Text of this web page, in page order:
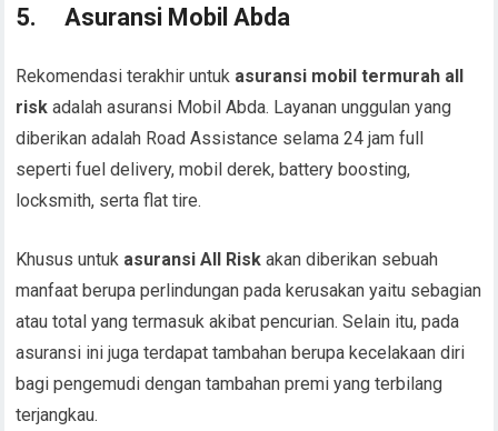
5.Asuransi Mobil Abda
Rekomendasi terakhir untuk asuransi mobil termurah all
risk adalah asuransi Mobil Abda. Layanan unggulan yang
diberikan adalah Road Assistance selama 24 jam full
seperti fuel delivery, mobil derek, battery boosting,
locksmith, serta flat tire.
Khusus untuk asuransi All Risk akan diberikan sebuah
manfaat berupa perlindungan pada kerusakan yaitu sebagian
atau total yang termasuk akibat pencurian. Selain itu, pada
asuransi ini juga terdapat tambahan berupa kecelakaan diri
bagi pengemudi dengan tambahan premi yang terbilang
terjangkau.